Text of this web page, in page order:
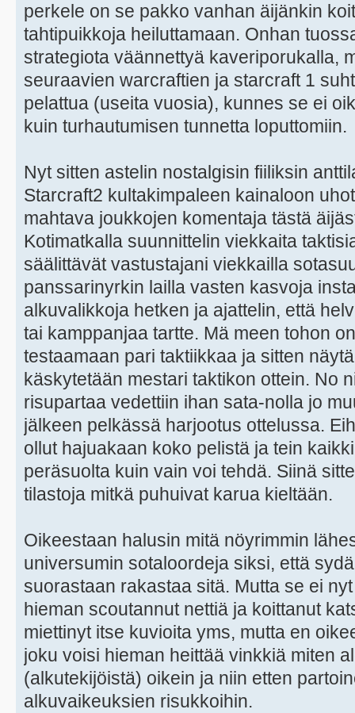
perkele on se pakko vanhan äijänkin
tahtipuikkoja heiluttamaan. Onhan
strategiota väännettyä kaveriporukalla,
seuraavien warcraftien ja starcraft 1
pelattua (useita vuosia), kunnes se ei
kuin turhautumisen tunnetta loputtomiin.
Nyt sitten astelin nostalgisin fiiliksin
Starcraft2 kultakimpaleen kainaloon
mahtava joukkojen komentaja tästä
Kotimatkalla suunnittelin viekkaita
säälittävät vastustajani viekkailla
panssarinyrkin lailla vasten kasvoja
alkuvalikkoja hetken ja ajattelin, että
tai kamppanjaa tartte. Mä meen tohon
testaamaan pari taktiikkaa ja sitten
käskytetään mestari taktikon ottein. No
risupartaa vedettiin ihan sata-nolla jo
jälkeen pelkässä harjootus ottelussa.
ollut hajuakaan koko pelistä ja tein
peräsuolta kuin vain voi tehdä. Siinä
tilastoja mitkä puhuivat karua kieltään.
Oikeestaan halusin mitä nöyrimmin
universumin sotaloordeja siksi, että
suorastaan rakastaa sitä. Mutta se ei
hieman scoutannut nettiä ja koittanut
miettinyt itse kuvioita yms, mutta en
joku voisi hieman heittää vinkkiä miten
(alkutekijöistä) oikein ja niin etten
alkuvaikeuksien risukkoihin.